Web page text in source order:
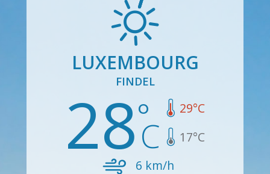
LUXEMBOURG
FINDEL
28 29°C
17°C
6 km/h